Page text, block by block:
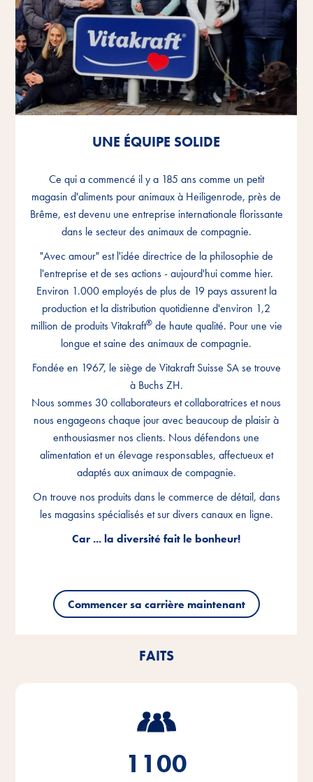
UNE ÉQUIPE SOLIDE
Ce qui a commencé il y a 185 ans comme un petit
magasin d'aliments pour animaux à Heiligenrode, près de
Brême, est devenu une entreprise internationale florissante
dans le secteur des animaux de compagnie.
"Avec amour" est l'idée directrice de la philosophie de
l'entreprise et de ses actions - aujourd'hui comme hier.
Environ 1.000 employés de plus de 19 pays assurent la
production et la distribution quotidienne d'environ 1,2
million de produits Vitakraft®de haute qualité. Pour une vie
longue et saine des animaux de compagnie.
Fondée en 1967, le siège de Vitakraft Suisse SA se trouve
à Buchs ZH.
Nous sommes 30 collaborateurs et collaboratrices et nous
nous engageons chaque jour avec beaucoup de plaisir à
enthousiasmer nos clients. Nous défendons une
alimentation et un élevage responsables, affectueux et
adaptés aux animaux de compagnie.
On trouve nos produits dans le commerce de détail, dans
les magasins spécialisés et sur divers canaux en ligne.
Car ... la diversité fait le bonheur!
Commencer sa carrière maintenant
UNE ÉQUIPE SOLIDE
Ce qui a commencé il y a 185 ans comme un petit
magasin d'aliments pour animaux à Heiligenrode, près de
Brême, est devenu une entreprise internationale florissante
dans le secteur des animaux de compagnie.
"Avec amour" est l'idée directrice de la philosophie de
l'entreprise et de ses actions - aujourd'hui comme hier.
Environ 1.000 employés de plus de 19 pays assurent la
production et la distribution quotidienne d'environ 1,2
million de produits Vitakraft®de haute qualité. Pour une vie
longue et saine des animaux de compagnie.
Fondée en 1967, le siège de Vitakraft Suisse SA se trouve
à Buchs ZH.
Nous sommes 30 collaborateurs et collaboratrices et nous
nous engageons chaque jour avec beaucoup de plaisir à
enthousiasmer nos clients. Nous défendons une
alimentation et un élevage responsables, affectueux et
adaptés aux animaux de compagnie.
On trouve nos produits dans le commerce de détail, dans
les magasins spécialisés et sur divers canaux en ligne.
Car ... la diversité fait le bonheur!
Commencer sa carrière maintenant
UNE ÉQUIPE SOLIDE
Ce qui a commencé il y a 185 ans comme un petit
magasin d'aliments pour animaux à Heiligenrode, près de
Brême, est devenu une entreprise internationale florissante
dans le secteur des animaux de compagnie.
"Avec amour" est l'idée directrice de la philosophie de
l'entreprise et de ses actions - aujourd'hui comme hier.
Environ 1.000 employés de plus de 19 pays assurent la
production et la distribution quotidienne d'environ 1,2
million de produits Vitakraft®de haute qualité. Pour une vie
longue et saine des animaux de compagnie.
Fondée en 1967, le siège de Vitakraft Suisse SA se trouve
à Buchs ZH.
Nous sommes 30 collaborateurs et collaboratrices et nous
nous engageons chaque jour avec beaucoup de plaisir à
enthousiasmer nos clients. Nous défendons une
alimentation et un élevage responsables, affectueux et
adaptés aux animaux de compagnie.
On trouve nos produits dans le commerce de détail, dans
les magasins spécialisés et sur divers canaux en ligne.
Car ... la diversité fait le bonheur!
Commencer sa carrière maintenant
FAITS
1100